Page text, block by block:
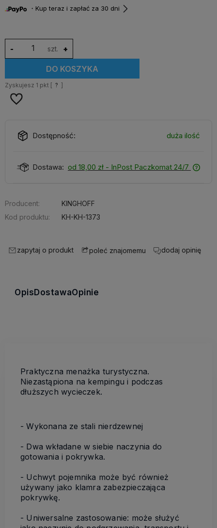
・Kup teraz i zapłać za 30 dni
szt. +
-
DO KOSZYKA
Zyskujesz 1 pkt [ ? ]
Dostępność: duża ilość
Dostawa: od 18,00 zł - InPost Paczkomat 24/7
Producent:
KINGHOFF
Kod produktu:
KH-KH-1373
zapytaj o produkt poleć znajomemu dodaj opinię
Opis DostawaOpinie
Praktyczna menażka turystyczna.
Niezastąpiona na kempingu i podczas
dłuższych wycieczek.
- Wykonana ze stali nierdzewnej
- Dwa wkładane w siebie naczynia do
gotowania i pokrywka.
- Uchwyt pojemnika może być również
używany jako klamra zabezpieczająca
pokrywkę.
- Uniwersalne zastosowanie: może służyć